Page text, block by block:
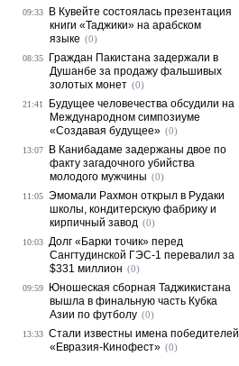
09:33
В Кувейте состоялась презентация
книги «Таджики» на арабском
языке (0)
08:35
Граждан Пакистана задержали в
Душанбе за продажу фальшивых
золотых монет (0)
21:41
Будущее человечества обсудили на
Международном симпозиуме
«Создавая будущее» (0)
13:07
В Канибадаме задержаны двое по
факту загадочного убийства
молодого мужчины (0)
11:05 Эмомали Рахмон открыл в Рудаки
школы, кондитерскую фабрику и
кирпичный завод (0)
10:03 Долг «Барки точик» перед
Сангтудинской ГЭС-1 перевалил за
$331 миллион (0)
09:59
Юношеская сборная Таджикистана
вышла в финальную часть Кубка
Азии по футболу (0)
13:33 Стали известны имена победителей
«Евразия-Кинофест» (0)